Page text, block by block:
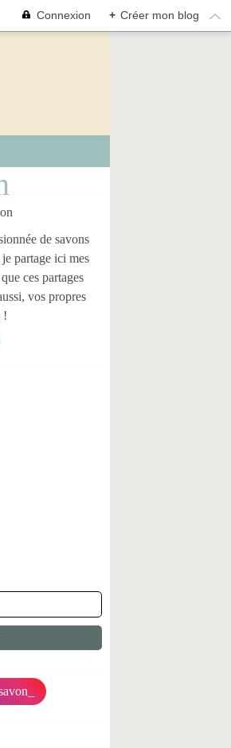
Connexion + Créer mon blog
de savons
partage ici mes
ces partages
vos propres
!